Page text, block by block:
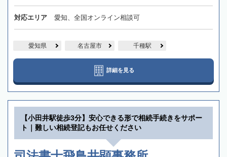
対応エリア 愛知、全国オンライン相談可
愛知県 名古屋市 千種駅
詳細を見る
【小田井駅徒歩3分】安心できる形で相続手続きをサポー
ト｜難しい相続登記もお任せください